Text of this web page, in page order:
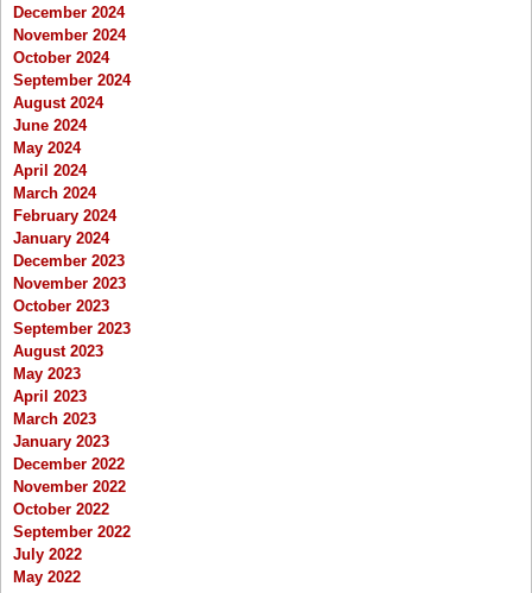
December 2024
November 2024
October 2024
September 2024
August 2024
June 2024
May 2024
April 2024
March 2024
February 2024
January 2024
December 2023
November 2023
October 2023
September 2023
August 2023
May 2023
April 2023
March 2023
January 2023
December 2022
November 2022
October 2022
September 2022
July 2022
May 2022